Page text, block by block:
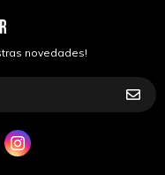
novedades!
